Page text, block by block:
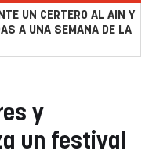
UN CERTERO AL AIN Y
A UNA SEMANA DE LA
y
un festival